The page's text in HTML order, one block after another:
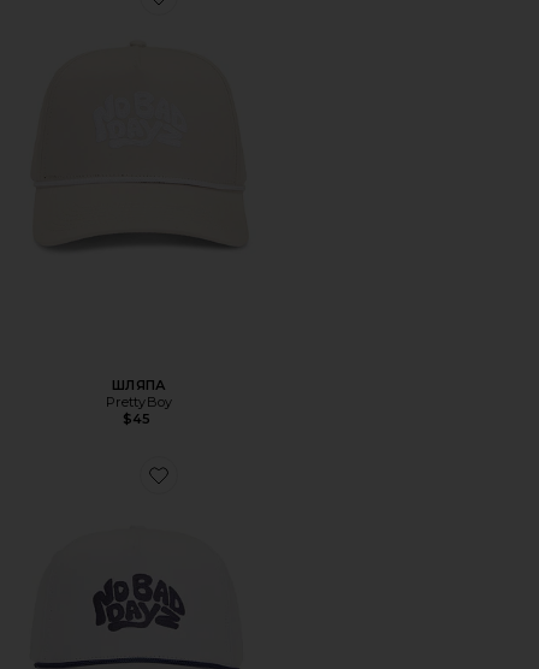
Favorite ШЛЯПА
ШЛЯПА
PrettyBoy
$45
Favorite ШЛЯПА